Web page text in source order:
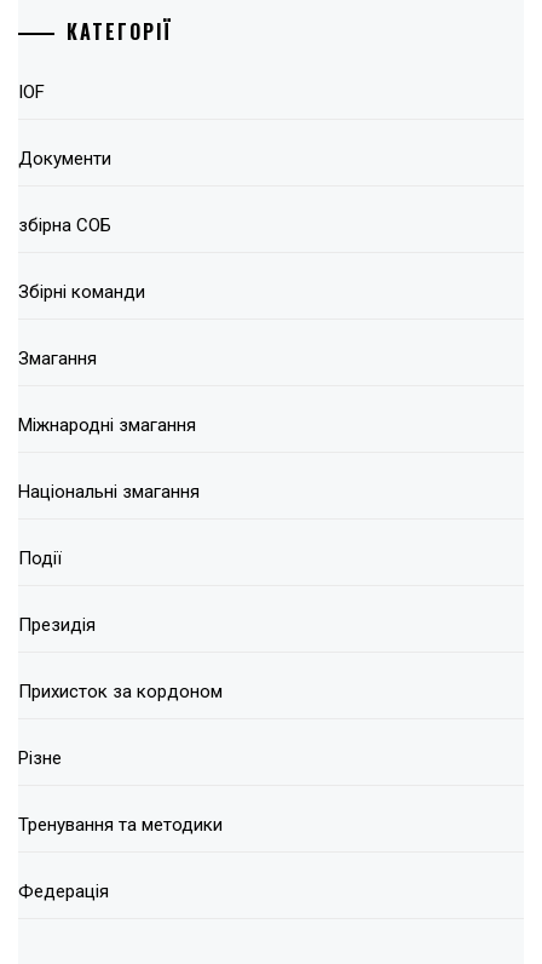
КАТЕГОРІЇ
IOF
Документи
збірна СОБ
Збірні команди
Змагання
Міжнародні змагання
Національні змагання
Події
Президія
Прихисток за кордоном
Різне
Тренування та методики
Федерація